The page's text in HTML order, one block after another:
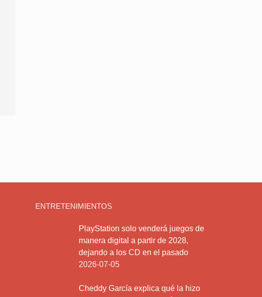
ENTRETENIMIENTOS
PlayStation solo venderá juegos de
manera digital a partir de 2028,
dejando a los CD en el pasado
2026-07-05
Cheddy García explica qué la hizo